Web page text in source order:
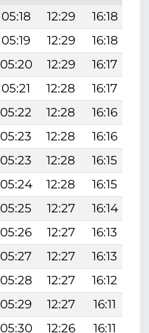
05:18 12:29 16:18
05:19 12:29 16:18
05:20 12:29 16:17
05:21 12:28 16:17
05:22 12:28 16:16
05:23 12:28 16:16
05:23 12:28 16:15
05:24 12:28 16:15
05:25 12:27 16:14
05:26 12:27 16:13
05:27 12:27 16:13
05:28 12:27 16:12
05:29 12:27 16:11
05:30 12:26 16:11